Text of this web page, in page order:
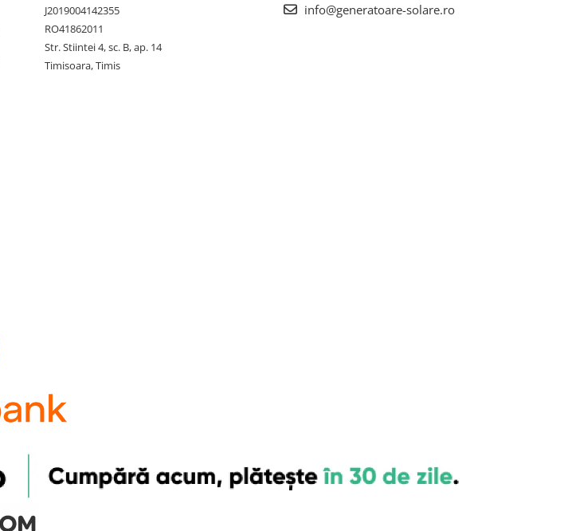
J2019004142355
RO41862011
Str. Stiintei 4, sc. B, ap. 14
Timisoara, Timis
info@generatoare-solare.ro